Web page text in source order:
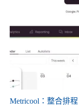
Metricool：整合排